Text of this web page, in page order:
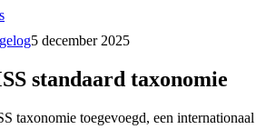
5 december 2025
standaard taxonomie
taxonomie toegevoegd, een